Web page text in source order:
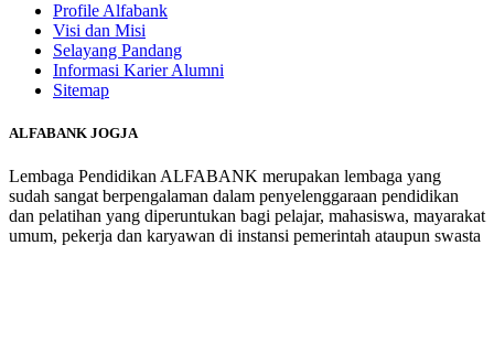
Profile Alfabank
Visi dan Misi
Selayang Pandang
Informasi Karier Alumni
Sitemap
ALFABANK JOGJA
Lembaga Pendidikan ALFABANK merupakan lembaga yang
sudah sangat berpengalaman dalam penyelenggaraan pendidikan
dan pelatihan yang diperuntukan bagi pelajar, mahasiswa, mayarakat
umum, pekerja dan karyawan di instansi pemerintah ataupun swasta